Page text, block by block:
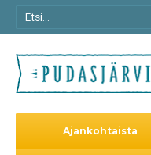
Ajankohtaista